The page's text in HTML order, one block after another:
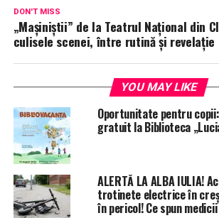
DON'T MISS
„Mașiniștii” de la Teatrul Național din
culisele scenei, între rutină și revelație
YOU MAY LIKE
Oportunitate pentru
gratuit la Biblioteca
ALERTĂ LA ALBA IULIA!
trotinete electrice în
în pericol! Ce spun